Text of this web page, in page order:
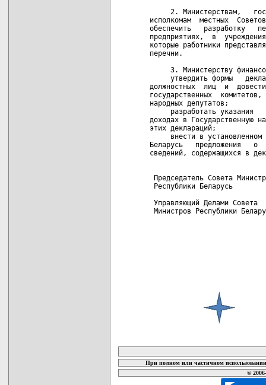
2. Министерствам,
исполкомам  местных
обеспечить   разработку
предприятиях,  в
которые работники
перечни.
3. Министерству
утвердить формы
должностных  лиц  и
государственных
народных депутатов;
разработать указания
доходах в Государственную
этих деклараций;
внести в установленном
Беларусь   предложения   о
сведений, содержащихся в
Председатель Совета
Республики
Управляющий Делами Совета
Министров
При полном или частичном
©